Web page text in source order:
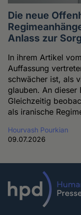
Die neue
Anlass zur
In ihrem Artikel
Auffassung
schwächer ist, als
glauben. An dieser
Gleichzeitig
als iranische
Hourvash Pourkian
09.07.2026